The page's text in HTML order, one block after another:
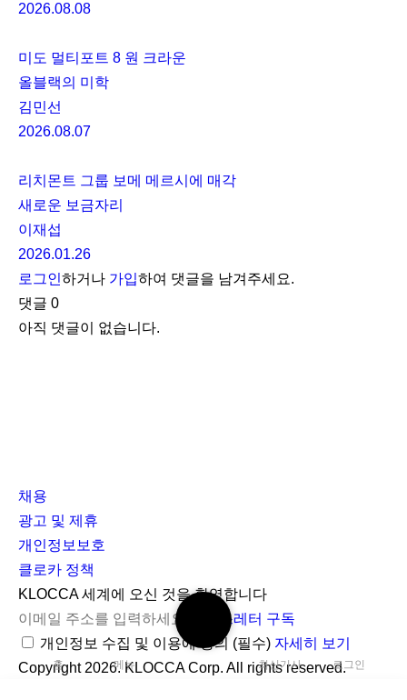
검
색
하
기
홈 메뉴 최신기사 로그인
2026.08.08
미도 멀티포트 8 원 크라운
올블랙의 미학
김민선
2026.08.07
리치몬트 그룹 보메 메르시에 매각
새로운 보금자리
이재섭
2026.01.26
로그인하거나 가입하여 댓글을 남겨주세요.
댓글 0
아직 댓글이 없습니다.
채용
광고 및 제휴
개인정보보호
클로카 정책
I
n
s
t
Y
o
u
t
K
L
O
C
KLOCCA 세계에 오신 것을 환영합니다
뉴스레터 구독
개인정보 수집 및 이용에 동의 (필수) 자세히 보기
Copyright 2026. KLOCCA Corp. All rights reserved.